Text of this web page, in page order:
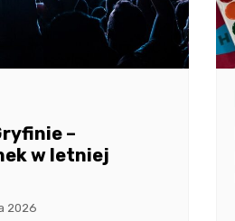
–
w letniej
2026